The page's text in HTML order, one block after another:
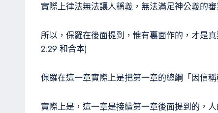
實際上律法無法讓人稱義，無法滿足神公義的
所以，保羅在後面提到，惟有裏面作的，才是
2:29 和合本)
保羅在這一章實際上是把第一章的總綱「因信
實際上是，這一章是接續第一章後面提到的，